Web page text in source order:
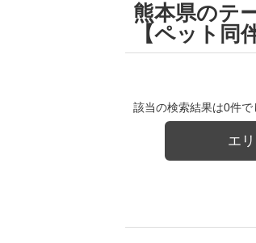
熊本県のテ
【ペット同
該当の検索結果は0件で
エ